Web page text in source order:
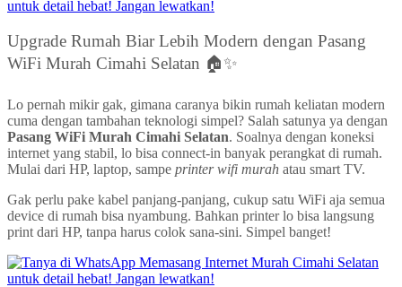
Upgrade Rumah Biar Lebih Modern dengan Pasang
WiFi Murah Cimahi Selatan 🏠✨
Lo pernah mikir gak, gimana caranya bikin rumah keliatan modern
cuma dengan tambahan teknologi simpel? Salah satunya ya dengan
Pasang WiFi Murah Cimahi Selatan. Soalnya dengan koneksi
internet yang stabil, lo bisa connect-in banyak perangkat di rumah.
Mulai dari HP, laptop, sampe printer wifi murah atau smart TV.
Gak perlu pake kabel panjang-panjang, cukup satu WiFi aja semua
device di rumah bisa nyambung. Bahkan printer lo bisa langsung
print dari HP, tanpa harus colok sana-sini. Simpel banget!